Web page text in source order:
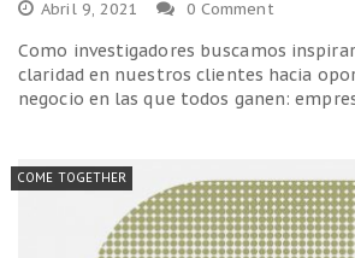
Abril 9, 2021 0 Comment
Como investigadores buscamos
claridad en nuestros clientes hacia
negocio en las que todos ganen:
COME TOGETHER